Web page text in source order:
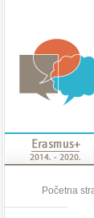
Početna